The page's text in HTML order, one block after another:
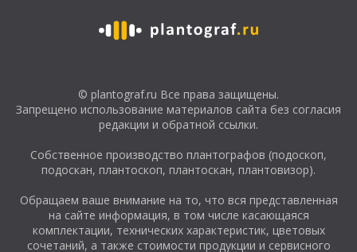
© plantograf.ru Все права защищены.
Запрещено использование материалов сайта без согласия
редакции и обратной ссылки.
Собственное производство плантографов (подоскоп,
подоскан, плантоскоп, плантоскан, плантовизор).
Обращаем ваше внимание на то, что вся представленная
на сайте информация, в том числе касающаяся
комплектации, технических характеристик, цветовых
сочетаний, а также стоимости продукции и сервисного